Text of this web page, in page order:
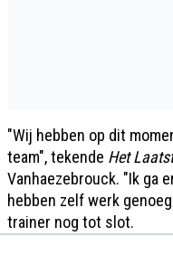
"Wij hebben op dit
team", tekende Het
Vanhaezebrouck. "Ik ga
hebben zelf werk
trainer nog tot slot.